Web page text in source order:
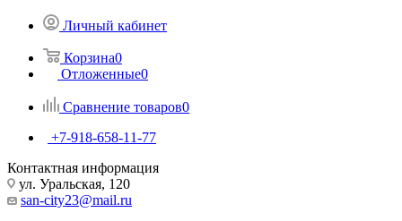
Личный кабинет
Корзина0
Отложенные0
Сравнение товаров0
+7-918-658-11-77
Контактная информация
ул. Уральская, 120
san-city23@mail.ru